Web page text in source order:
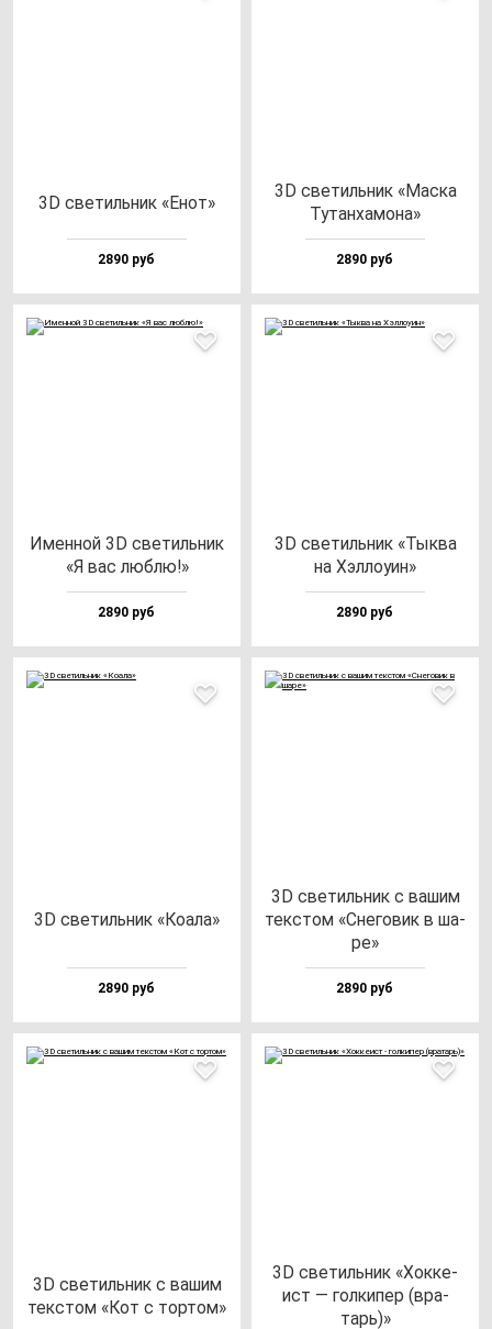
3D све­тиль­ник «Енот»
2890 руб
3D све­тиль­ник «Мас­ка
Тутан­ха­мо­на»
2890 руб
Имен­ной 3D све­тиль­ник
«Я вас люб­лю!»
2890 руб
3D све­тиль­ник «Тык­ва
на Хэл­ло­уин»
2890 руб
3D све­тиль­ник «Коала»
2890 руб
3D све­тиль­ник с ва­шим
тек­стом «Сне­го­вик в ша­
ре»
2890 руб
3D све­тиль­ник с ва­шим
тек­стом «Кот с тор­том»
3D све­тиль­ник «Хок­ке­
ист — гол­ки­пер (вра­
тарь)»